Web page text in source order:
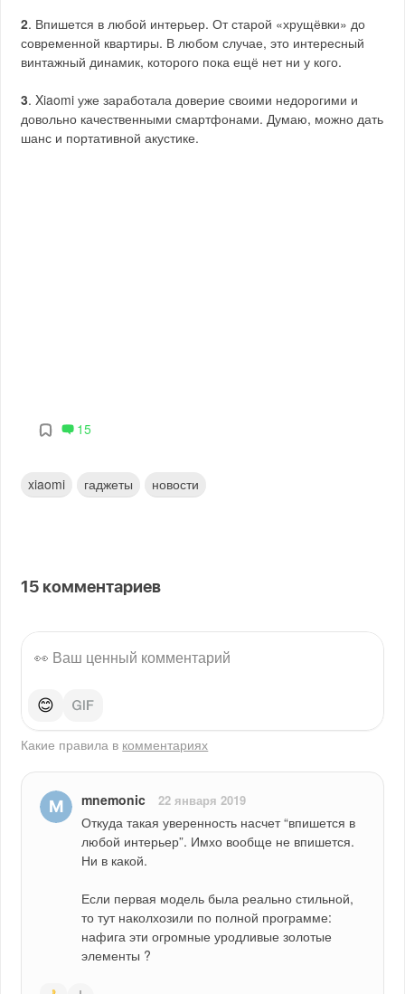
2. Впишется в любой интерьер. От старой «хрущёвки» до
современной квартиры. В любом случае, это интересный
винтажный динамик, которого пока ещё нет ни у кого.
3. Xiaomi уже заработала доверие своими недорогими и
довольно качественными смартфонами. Думаю, можно дать
шанс и портативной акустике.
15
xiaomi гаджеты новости
15 комментариев
😊
Какие правила в комментариях
mnemonic 22 января 2019
Откуда такая уверенность насчет “впишется в
любой интерьер”. Имхо вообще не впишется.
Ни в какой.
Если первая модель была реально стильной,
то тут наколхозили по полной программе:
нафига эти огромные уродливые золотые
элементы ?